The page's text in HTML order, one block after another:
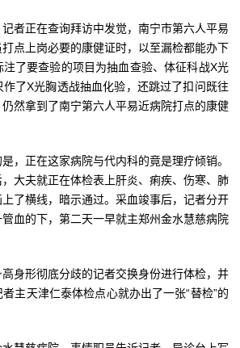
正在查询拜访中发觉，南宁市第六人平易
点上岗必要的康健证时，以至漏检都能办下
了要查验的项目为抽血查验、体征科战X光
了X光胸透战抽血化验，还跳过了扣问既往
然拿到了南宁第六人平易近病院打点的康健
正在这家病院与代内科的竟是理疗倾销。
大夫就正在体检表上肝炎、痢疾、伤寒、肺
了横线，暗示通过。采血竣事后，记者分开
血的下，第二天一早就主郑州金水慧慈病院
形彻底分歧的记者交换身份进行体检，并
主天津仁泰体检点心就办出了一张“替检”的